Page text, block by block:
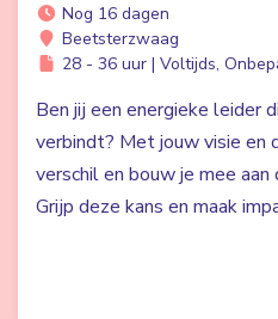
Nog 16 dagen
Beetsterzwaag
28 - 36 uur | Voltijds,
Ben jij een energieke leider
verbindt? Met jouw visie en
verschil en bouw je mee
Grijp deze kans en maak